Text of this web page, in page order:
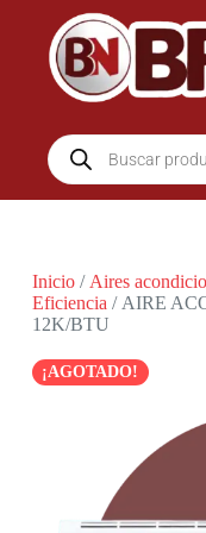
Inicio/ Aires
Eficiencia / AIRE
12K/BTU
¡AGOTADO!